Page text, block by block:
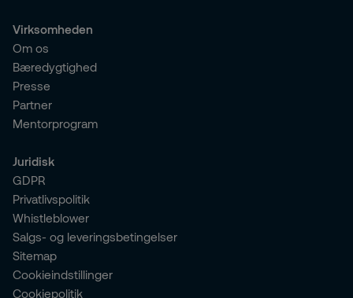
Virksomheden
Om os
Bæredygtighed
Presse
Partner
Mentorprogram
Juridisk
GDPR
Privatlivspolitik
Whistleblower
Salgs- og leveringsbetingelser
Sitemap
Cookieindstillinger
Cookiepolitik